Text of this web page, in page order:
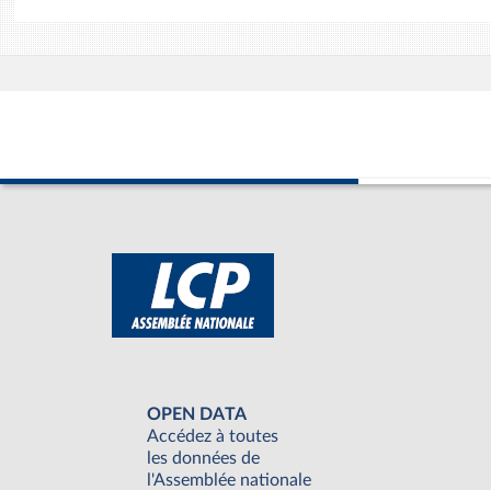
OPEN DATA
Accédez à toutes
les données de
l'Assemblée nationale